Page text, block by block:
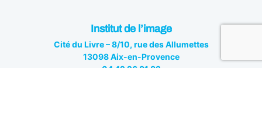
Institut de l’image
Cité du Livre – 8/10, rue des Allumettes
13098 Aix-en-Provence
04 42 26 81 82